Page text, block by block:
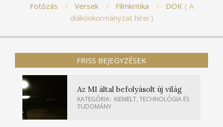
Fotózás
Versek Filmkritika DÖK
A
diákönkormányzat hírei
FRISS BEJEGYZÉSEK
Az MI által befolyásolt új világ
KATEGÓRIA: KIEMELT, TECHNOLÓGIA ÉS
TUDOMÁNY